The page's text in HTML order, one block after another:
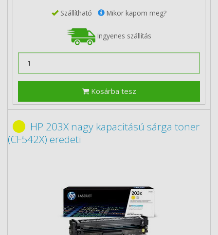
Szállítható Mikor kapom meg?
Ingyenes szállítás
Kosárba tesz
HP 203X nagy kapacitású sárga toner
(CF542X) eredeti